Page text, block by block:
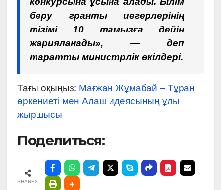
беру гранты иегерлерінің
тізімі 10 тамызға дейін
жарияланады», — деп
таратты министрлік өкілдері.
Тағы оқыңыз: Мағжан Жұмабай – Тұран
өркениеті мен Алаш идеясының ұлы
жыршысы
Поделиться:
SHARES